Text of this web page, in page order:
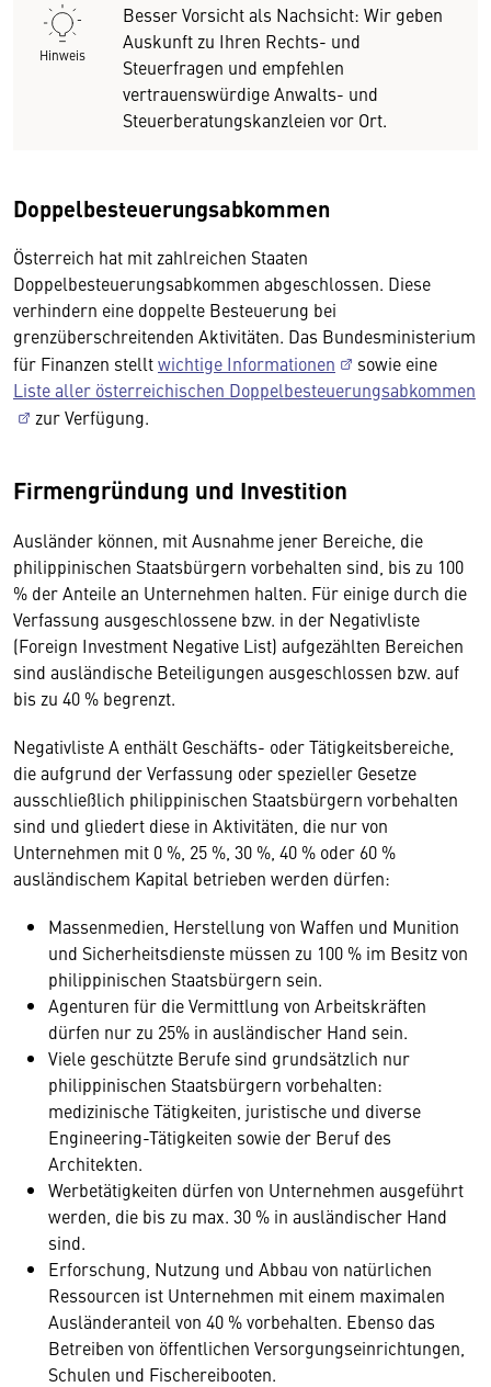
Hinweis
Besser Vorsicht als Nachsicht: Wir geben
Auskunft zu Ihren Rechts- und
Steuerfragen und empfehlen
vertrauenswürdige Anwalts- und
Steuerberatungskanzleien vor Ort.
Doppelbesteuerungsabkommen
Österreich hat mit zahlreichen Staaten
Doppelbesteuerungsabkommen abgeschlossen. Diese
verhindern eine doppelte Besteuerung bei
grenzüberschreitenden Aktivitäten. Das Bundesministerium
für Finanzen stelltwichtige Informationen
sowie eine
Liste aller österreichischen Doppelbesteuerungsabkommen
zur Verfügung.
Firmengründung und Investition
Ausländer können, mit Ausnahme jener Bereiche, die
philippinischen Staatsbürgern vorbehalten sind, bis zu 100
% der Anteile an Unternehmen halten. Für einige durch die
Verfassung ausgeschlossene bzw. in der Negativliste
(Foreign Investment Negative List) aufgezählten Bereichen
sind ausländische Beteiligungen ausgeschlossen bzw. auf
bis zu 40 % begrenzt.
Negativliste A enthält Geschäfts- oder Tätigkeitsbereiche,
die aufgrund der Verfassung oder spezieller Gesetze
ausschließlich philippinischen Staatsbürgern vorbehalten
sind und gliedert diese in Aktivitäten, die nur von
Unternehmen mit 0 %, 25 %, 30 %, 40 % oder 60 %
ausländischem Kapital betrieben werden dürfen:
Massenmedien, Herstellung von Waffen und Munition
und Sicherheitsdienste müssen zu 100 % im Besitz von
philippinischen Staatsbürgern sein.
Agenturen für die Vermittlung von Arbeitskräften
dürfen nur zu 25% in ausländischer Hand sein.
Viele geschützte Berufe sind grundsätzlich nur
philippinischen Staatsbürgern vorbehalten:
medizinische Tätigkeiten, juristische und diverse
Engineering-Tätigkeiten sowie der Beruf des
Architekten.
Werbetätigkeiten dürfen von Unternehmen ausgeführt
werden, die bis zu max. 30 % in ausländischer Hand
sind.
Erforschung, Nutzung und Abbau von natürlichen
Ressourcen ist Unternehmen mit einem maximalen
Ausländeranteil von 40 % vorbehalten. Ebenso das
Betreiben von öffentlichen Versorgungseinrichtungen,
Schulen und Fischereibooten.